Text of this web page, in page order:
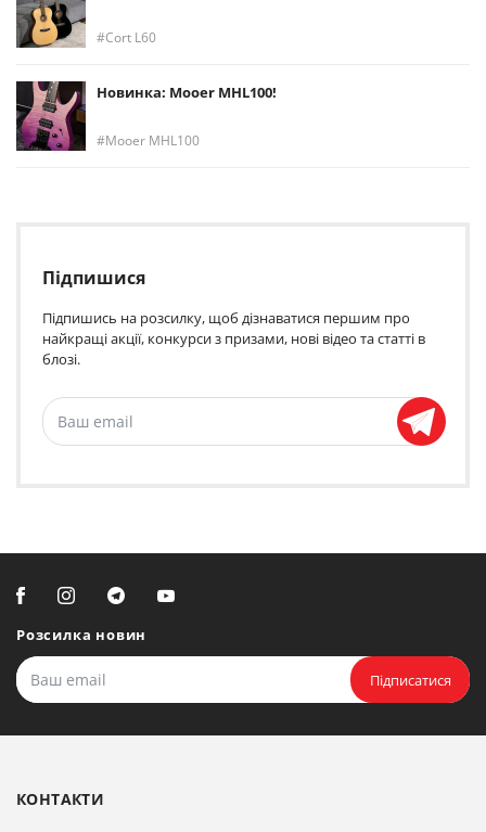
Cort L60
Новинка: Mooer MHL100!
Mooer MHL100
Підпишися
Підпишись на розсилку, щоб дізнаватися першим про
найкращі акції, конкурси з призами, нові відео та статті в
блозі.
Розсилка новин
Підписатися
КОНТАКТИ